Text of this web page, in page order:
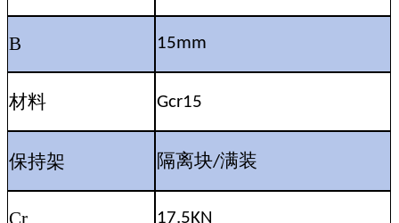
B 15mm
材料 Gcr15
保持架 隔离块/满装
17.5KN